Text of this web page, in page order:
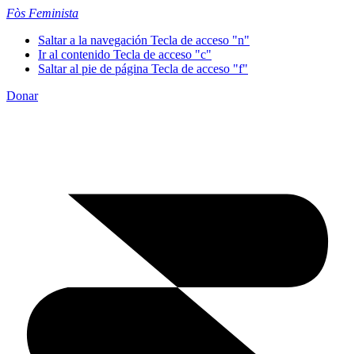
Fòs Feminista
Saltar a la navegación Tecla de acceso "n"
Ir al contenido Tecla de acceso "c"
Saltar al pie de página Tecla de acceso "f"
Donar